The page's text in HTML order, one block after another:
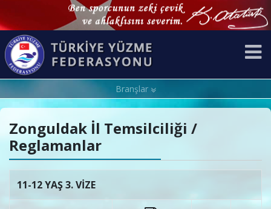
Branşlar
Zonguldak İl Temsilciliği /
Reglamanlar
11-12 YAŞ 3. VİZE